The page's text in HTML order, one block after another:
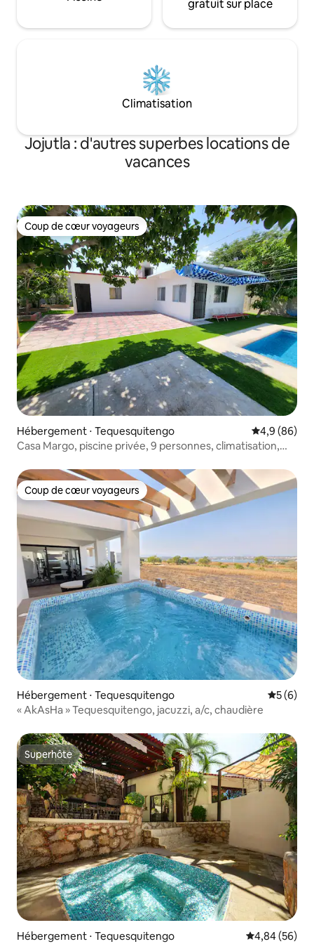
gratuit sur place
Climatisation
Jojutla : d'autres superbes locations de
vacances
Coup de cœur voyageurs
Coup de cœur voyageurs
Hébergement ⋅ Tequesquitengo Évaluation
4,9 (86)
Casa Margo, piscine privée, 9 personnes, climatisation,
Coup de cœur voyageurs
Coup de cœur voyageurs
Hébergement ⋅ Tequesquitengo
5 (6)
« AkAsHa » Tequesquitengo, jacuzzi, a/c, chaudière
Superhôte
Superhôte
Hébergement ⋅ Tequesquitengo Évaluation
4,84 (56)